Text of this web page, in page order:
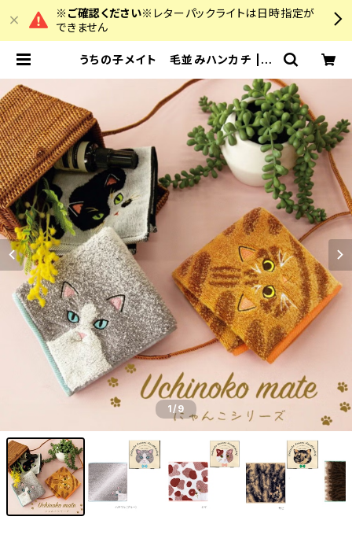
※ご確認ください※ レターパックライトは日時指定が
できません
うちの子メイト 毛並みハンカチ | c
1/9